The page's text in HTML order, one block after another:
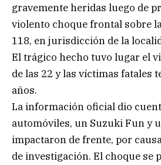
gravemente heridas luego de
violento choque frontal sobre
118, en jurisdicción de la
El trágico hecho tuvo lugar el
de las 22 y las víctimas fatales
años.
La información oficial dio
automóviles, un Suzuki Fun y
impactaron de frente, por
de investigación. El choque se